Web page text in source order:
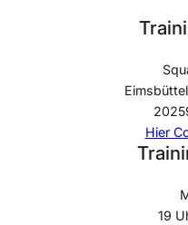
Hier
19